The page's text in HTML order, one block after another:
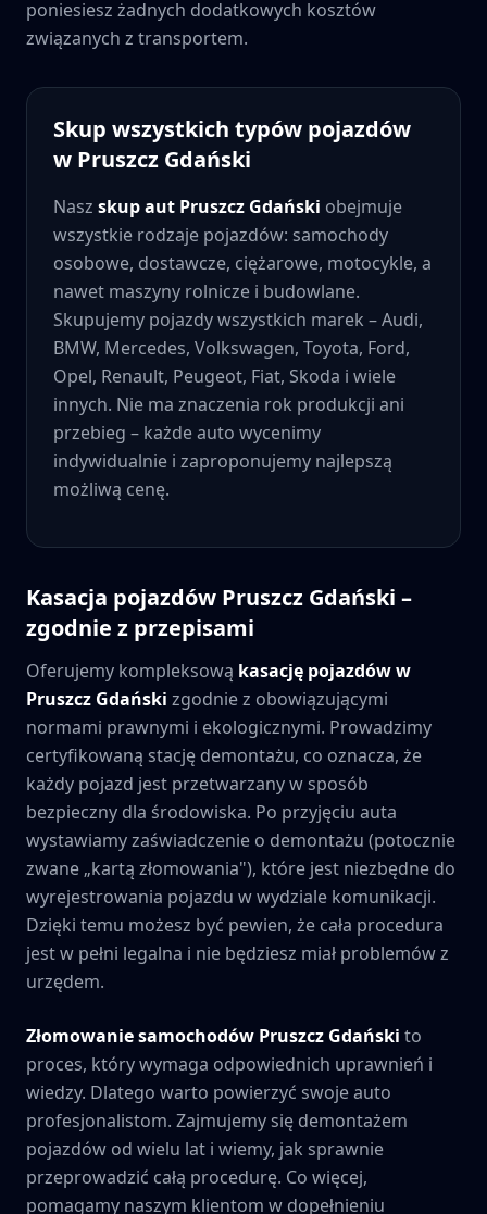
poniesiesz żadnych dodatkowych kosztów
związanych z transportem.
Skup wszystkich typów pojazdów
w Pruszcz Gdański
Nasz skup aut Pruszcz Gdański obejmuje
wszystkie rodzaje pojazdów: samochody
osobowe, dostawcze, ciężarowe, motocykle, a
nawet maszyny rolnicze i budowlane.
Skupujemy pojazdy wszystkich marek – Audi,
BMW, Mercedes, Volkswagen, Toyota, Ford,
Opel, Renault, Peugeot, Fiat, Skoda i wiele
innych. Nie ma znaczenia rok produkcji ani
przebieg – każde auto wycenimy
indywidualnie i zaproponujemy najlepszą
możliwą cenę.
Kasacja pojazdów Pruszcz Gdański –
zgodnie z przepisami
Oferujemy kompleksową kasację pojazdów w
Pruszcz Gdański zgodnie z obowiązującymi
normami prawnymi i ekologicznymi. Prowadzimy
certyfikowaną stację demontażu, co oznacza, że
każdy pojazd jest przetwarzany w sposób
bezpieczny dla środowiska. Po przyjęciu auta
wystawiamy zaświadczenie o demontażu (potocznie
zwane „kartą złomowania"), które jest niezbędne do
wyrejestrowania pojazdu w wydziale komunikacji.
Dzięki temu możesz być pewien, że cała procedura
jest w pełni legalna i nie będziesz miał problemów z
urzędem.
Złomowanie samochodów Pruszcz Gdański to
proces, który wymaga odpowiednich uprawnień i
wiedzy. Dlatego warto powierzyć swoje auto
profesjonalistom. Zajmujemy się demontażem
pojazdów od wielu lat i wiemy, jak sprawnie
przeprowadzić całą procedurę. Co więcej,
pomagamy naszym klientom w dopełnieniu